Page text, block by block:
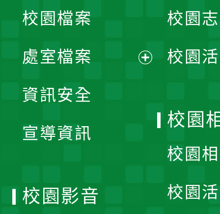
單
校園檔案
處室檔案
資訊安全
宣導資訊
校園
校園
校園
校園
校園
校園影音